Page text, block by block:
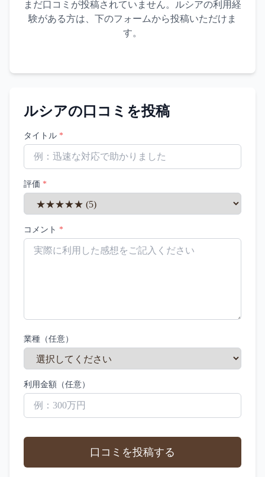
まだ口コミが投稿されていません。 ルシアの利用経
験がある方は、下のフォームから投稿いただけま
す。
ルシアの口コミを投稿
タイトル *
評価 *
コメント *
業種（任意）
利用金額（任意）
口コミを投稿する